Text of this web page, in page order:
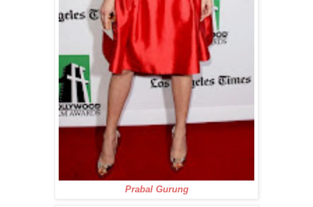
Prabal Gurung